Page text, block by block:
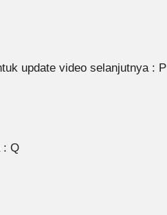
update video selanjutnya : P
: Q